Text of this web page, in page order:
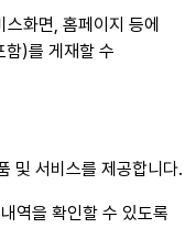
화면, 홈페이지 등에
함)를 게재할 수
및 서비스를 제공합니다.
역을 확인할 수 있도록